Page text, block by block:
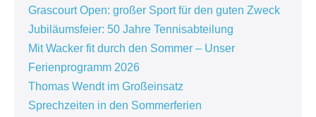
Grascourt Open: großer Sport für den guten Zweck
Jubiläumsfeier: 50 Jahre Tennisabteilung
Mit Wacker fit durch den Sommer – Unser
Ferienprogramm 2026
Thomas Wendt im Großeinsatz
Sprechzeiten in den Sommerferien